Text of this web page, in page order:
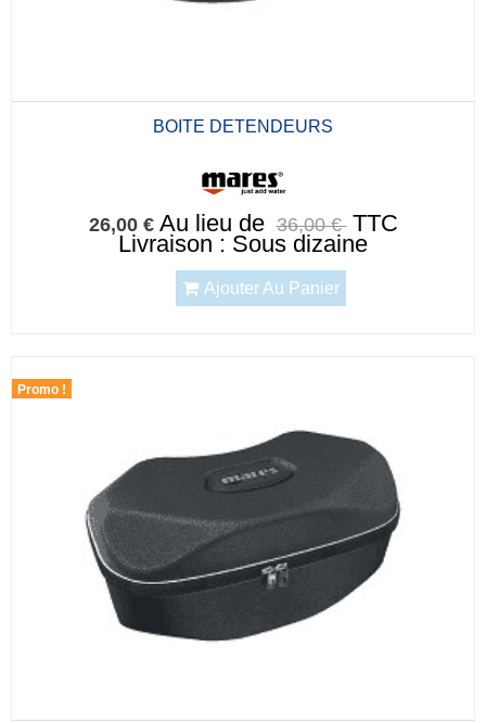
BOITE DETENDEURS
26,00 € Au lieu de 36,00 € TTC
Livraison : Sous dizaine
Ajouter Au Panier
Promo !